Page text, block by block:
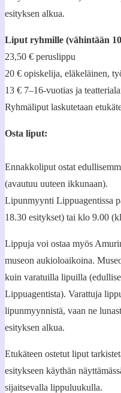
esityksen alkua.
Liput ryhmille (vähintään
23,50 € peruslippu
20 € opiskelija, eläkeläinen,
13 € 7–16-vuotias ja
Ryhmäliput laskutetaan
Osta liput:
Ennakkoliput ostat
(avautuu uuteen ikkunaan).
Lipunmyynti Lippuagentissa
18.30 esitykset) tai klo 9.00
Lippuja voi ostaa myös
museon aukioloaikoina.
kuin varatuilla lipuilla
Lippuagentista). Varattuja
lipunmyynnistä, vaan ne
esityksen alkua.
Etukäteen ostetut liput
esitykseen käythän
sijaitsevalla lippuluukulla.